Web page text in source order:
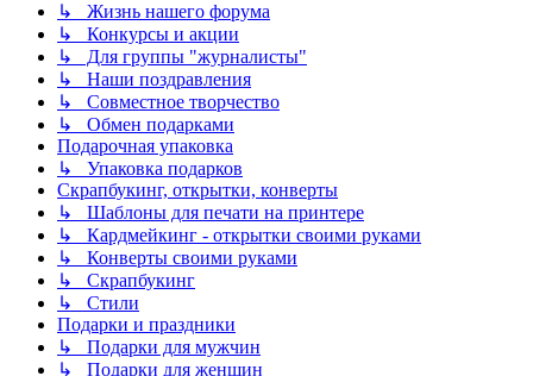
↳ Жизнь нашего форума
↳ Конкурсы и акции
↳ Для группы "журналисты"
↳ Наши поздравления
↳ Совместное творчество
↳ Обмен подарками
Подарочная упаковка
↳ Упаковка подарков
Скрапбукинг, открытки, конверты
↳ Шаблоны для печати на принтере
↳ Кардмейкинг - открытки своими руками
↳ Конверты своими руками
↳ Скрапбукинг
↳ Стили
Подарки и праздники
↳ Подарки для мужчин
↳ Подарки для женщин